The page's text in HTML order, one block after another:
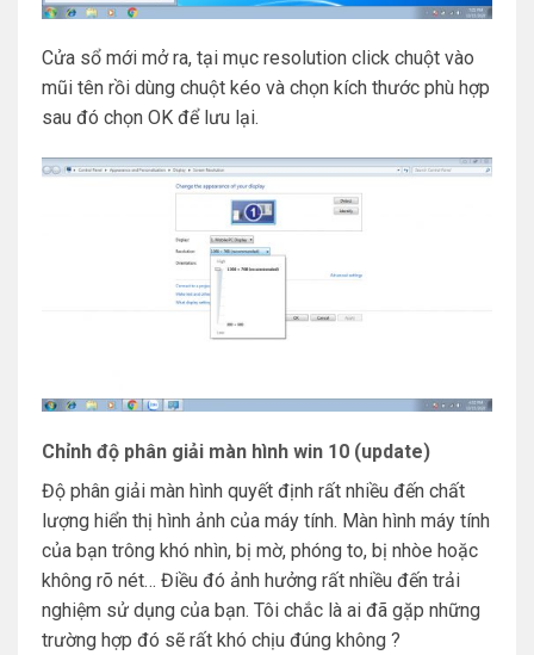
Cửa sổ mới mở ra, tại mục resolution click chuột vào
mũi tên rồi dùng chuột kéo và chọn kích thước phù hợp
sau đó chọn OK để lưu lại.
Chỉnh độ phân giải màn hình win 10 (update)
Độ phân giải màn hình quyết định rất nhiều đến chất
lượng hiển thị hình ảnh của máy tính. Màn hình máy tính
của bạn trông khó nhìn, bị mờ, phóng to, bị nhòe hoặc
không rõ nét… Điều đó ảnh hưởng rất nhiều đến trải
nghiệm sử dụng của bạn. Tôi chắc là ai đã gặp những
trường hợp đó sẽ rất khó chịu đúng không ?